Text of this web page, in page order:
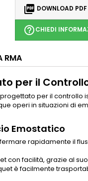
 DOWNLOAD PDF
help_outlineCHIEDI
RMA
per il
per il controllo
operi in situazioni di
Emostatico
rapidamente il
con facilità, grazie al
è facilmente